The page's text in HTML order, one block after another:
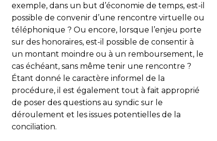
exemple, dans un but d’économie de temps, est-il
possible de convenir d’une rencontre virtuelle ou
téléphonique ? Ou encore, lorsque l’enjeu porte
sur des honoraires, est-il possible de consentir à
un montant moindre ou à un remboursement, le
cas échéant, sans même tenir une rencontre ?
Étant donné le caractère informel de la
procédure, il est également tout à fait approprié
de poser des questions au syndic sur le
déroulement et les issues potentielles de la
conciliation.